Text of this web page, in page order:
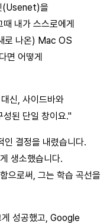
(Usenet)을
내가 스스로에게
로 나온) Mac OS
면 어떻게
신, 사이드바와
된 단일 창이요."
인 결정을 내렸습니다.
생소했습니다.
으로써, 그는 학습 곡선을
성공했고, Google